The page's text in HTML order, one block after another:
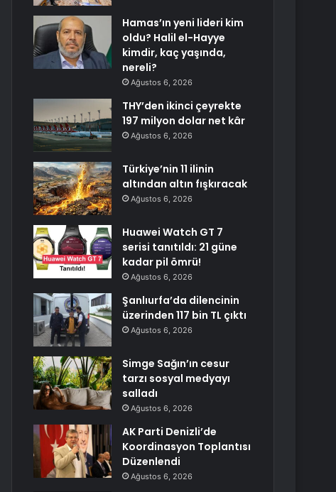
Hamas’ın yeni lideri kim
oldu? Halil el-Hayye
kimdir, kaç yaşında,
nereli?
Ağustos 6, 2026
THY’den ikinci çeyrekte
197 milyon dolar net kâr
Ağustos 6, 2026
Türkiye’nin 11 ilinin
altından altın fışkıracak
Ağustos 6, 2026
Huawei Watch GT 7
serisi tanıtıldı: 21 güne
kadar pil ömrü!
Ağustos 6, 2026
Şanlıurfa’da dilencinin
üzerinden 117 bin TL çıktı
Ağustos 6, 2026
Simge Sağın’ın cesur
tarzı sosyal medyayı
salladı
Ağustos 6, 2026
AK Parti Denizli’de
Koordinasyon Toplantısı
Düzenlendi
Ağustos 6, 2026